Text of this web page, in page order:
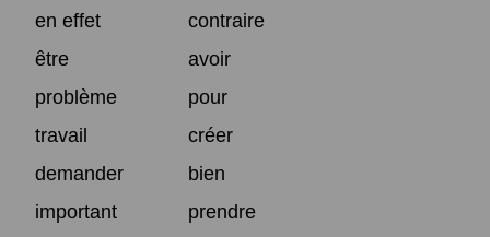
en effet
contraire
être
avoir
problème
pour
travail
créer
demander
bien
important
prendre